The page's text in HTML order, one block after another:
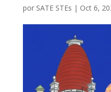
por SATE STEs | Oct 6,